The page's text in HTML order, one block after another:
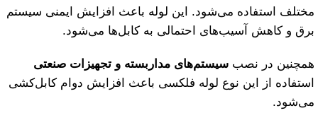
مختلف استفاده می‌شود. این لوله باعث افزایش ایمنی سیستم
برق و کاهش آسیب‌های احتمالی به کابل‌ها می‌شود.
همچنین در نصب سیستم‌های مداربسته و تجهیزات صنعتی
استفاده از این نوع لوله فلکسی باعث افزایش دوام کابل‌کشی
می‌شود.